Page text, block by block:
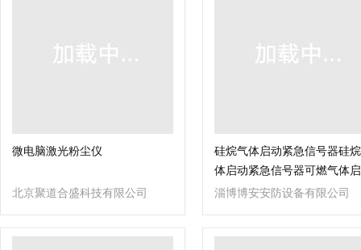
微电脑激光粉尘仪
北京聚道合盛科技有限公司
硅烷气体启动紧急信号器硅
体启动紧急信号器可燃气体
紧急信号器
淄博博安安防设备有限公司